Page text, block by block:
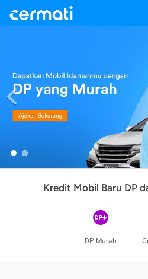
Previous
Kredit Mobil Baru DP
DP Murah